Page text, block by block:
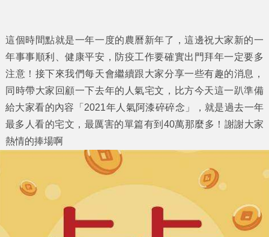
這個時間點就是一年一度的農曆新年了，這邊祝大家新的一
年事事順利、健康平安，防疫工作要確實出門拜年一定要多
注意！接下來我們每天會繼續跟大家分享一些有趣的消息，
同時帶大家回顧一下去年的人氣宅文，比方今天這一趴準備
給大家看的內容「 2021年人氣阿漆碎碎念 」，就是過去一年
最多人看的宅文，最厲害的單篇有到40萬那麼多！謝謝大家
熱情的捧場啊